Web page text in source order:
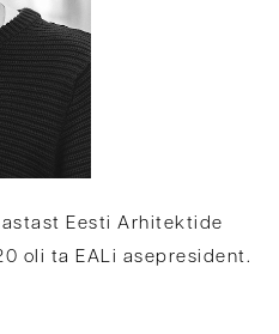
Eesti Arhitektide
oli ta EALi asepresident.